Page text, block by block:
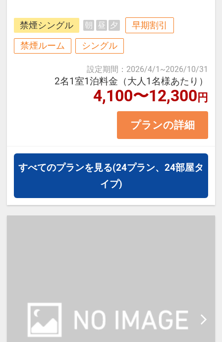
（神戸・宝塚・京都線）が停車する
十三駅より徒歩５分。
焼と充実のレストランにフィットネ
スクラブを備えた大型ホテルです。
■お部屋タイプ：＜禁煙＞ シング
・1ベッドです。2名様で1室をご予
約の場合、お二人でベッド1台のご
利用となります。
へのメッセージ」に人数と年齢を必
ず入力して下さい。
禁煙シングル 朝 昼 夕 早期割引
禁煙ルーム シングル
設定期間 ： 2026/4/1 ~2026/10/31
2名1室1泊料金（大人1名様あたり）
4,100〜12,300円
プランの詳細
すべてのプランを見る(24プラン、24部屋タ
イプ)